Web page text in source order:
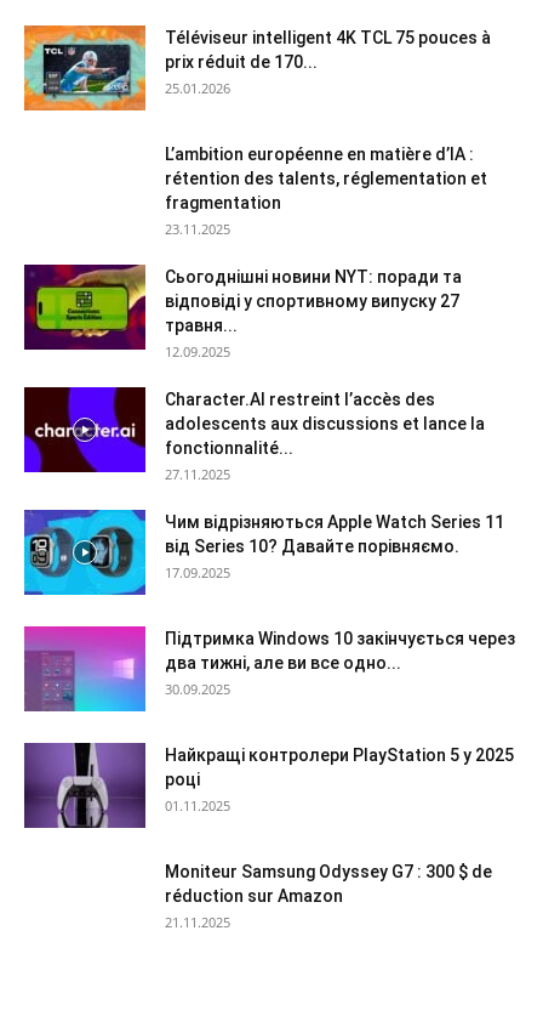
Téléviseur intelligent 4K TCL 75 pouces à
prix réduit de 170...
25.01.2026
L’ambition européenne en matière d’IA :
rétention des talents, réglementation et
fragmentation
23.11.2025
Сьогоднішні новини NYT: поради та
відповіді у спортивному випуску 27
травня...
12.09.2025
Character.AI restreint l’accès des
adolescents aux discussions et lance la
fonctionnalité...
27.11.2025
Чим відрізняються Apple Watch Series 11
від Series 10? Давайте порівняємо.
17.09.2025
Підтримка Windows 10 закінчується через
два тижні, але ви все одно...
30.09.2025
Найкращі контролери PlayStation 5 у 2025
році
01.11.2025
Moniteur Samsung Odyssey G7 : 300 $ de
réduction sur Amazon
21.11.2025